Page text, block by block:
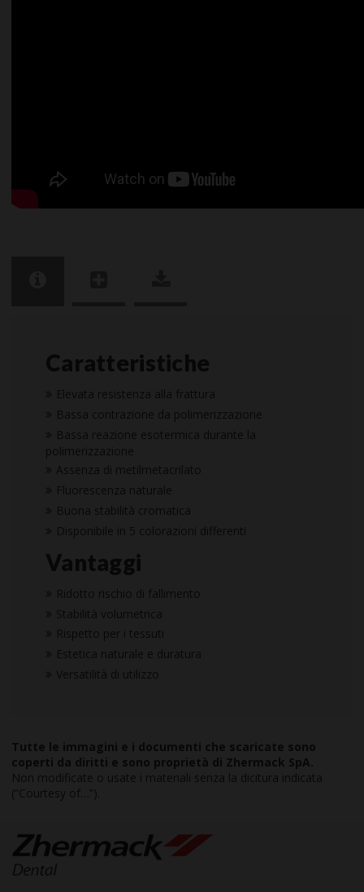
Caratteristiche
Elevata resistenza alla frattura
Bassa contrazione da polimerizzazione
Bassa reazione esotermica durante la
polimerizzazione
Assenza di metilmetacrilato
Fluorescenza naturale
Buona stabilità cromatica
Disponibile in 5 colorazioni differenti
Vantaggi
Ridotto rischio di fallimento
Stabilità volumetrica
Rispetto per i tessuti
Estetica naturale e duratura
Versatilità di utilizzo
Tutte le immagini e i documenti che scaricate sono
coperti da diritti e sono proprietà di Zhermack SpA.
Non modificate o usate i materiali senza la dicitura indicata
(“Courtesy of…”).